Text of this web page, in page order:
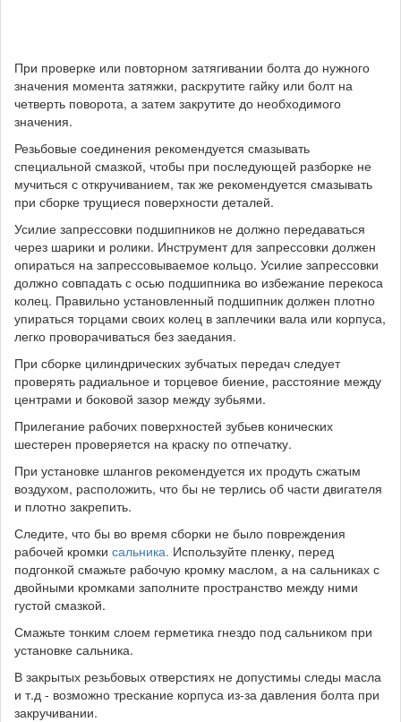
При проверке или повторном затягивании болта до нужного
значения момента затяжки, раскрутите гайку или болт на
четверть поворота, а затем закрутите до необходимого
значения.
Резьбовые соединения рекомендуется смазывать
специальной смазкой, чтобы при последующей разборке не
мучиться с откручиванием, так же рекомендуется смазывать
при сборке трущиеся поверхности деталей.
Усилие запрессовки подшипников не должно передаваться
через шарики и ролики. Инструмент для запрессовки должен
опираться на запрессовываемое кольцо. Усилие запрессовки
должно совпадать с осью подшипника во избежание перекоса
колец. Правильно установленный подшипник должен плотно
упираться торцами своих колец в заплечики вала или корпуса,
легко проворачиваться без заедания.
При сборке цилиндрических зубчатых передач следует
проверять радиальное и торцевое биение, расстояние между
центрами и боковой зазор между зубьями.
Прилегание рабочих поверхностей зубьев конических
шестерен проверяется на краску по отпечатку.
При установке шлангов рекомендуется их продуть сжатым
воздухом, расположить, что бы не терлись об части двигателя
и плотно закрепить.
Следите, что бы во время сборки не было повреждения
рабочей кромки сальника. Используйте пленку, перед
подгонкой смажьте рабочую кромку маслом, а на сальниках с
двойными кромками заполните пространство между ними
густой смазкой.
Смажьте тонким слоем герметика гнездо под сальником при
установке сальника.
В закрытых резьбовых отверстиях не допустимы следы масла
и т.д - возможно трескание корпуса из-за давления болта при
закручивании.